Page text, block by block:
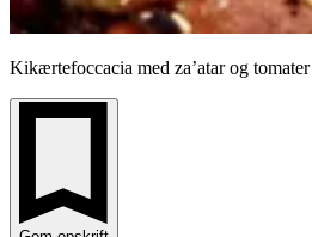
Kikærtefoccacia med za’atar og tomater